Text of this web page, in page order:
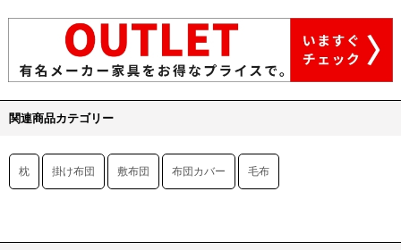
関連商品カテゴリー
枕 掛け布団 敷布団 布団カバー 毛布